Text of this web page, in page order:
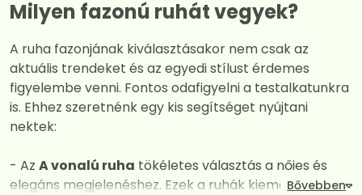
Milyen fazonú ruhát vegyek?
A ruha fazonjának kiválasztásakor nem csak az
aktuális trendeket és az egyedi stílust érdemes
figyelembe venni. Fontos odafigyelni a testalkatunkra
is. Ehhez szeretnénk egy kis segítséget nyújtani
nektek:
- Az A vonalú ruha tökéletes választás a nőies és
elegáns megjelenéshez. Ezek a ruhák kiemelik a